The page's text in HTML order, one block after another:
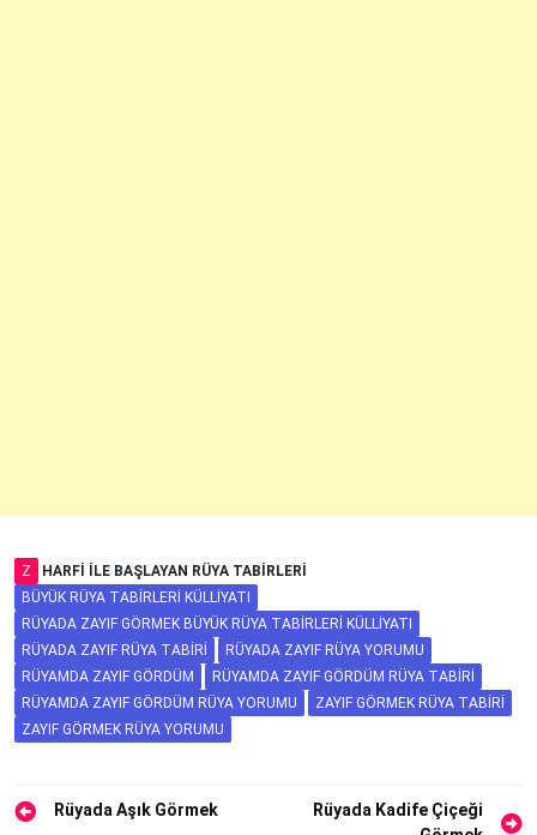
Z
HARFI ILE BAŞLAYAN RÜYA TABIRLERI
BÜYÜK RÜYA TABIRLERI KÜLLIYATI
RÜYADA ZAYIF GÖRMEK BÜYÜK RÜYA TABIRLERI KÜLLIYATI
RÜYADA ZAYIF RÜYA TABIRI
RÜYADA ZAYIF RÜYA YORUMU
RÜYAMDA ZAYIF GÖRDÜM
RÜYAMDA ZAYIF GÖRDÜM RÜYA TABIRI
RÜYAMDA ZAYIF GÖRDÜM RÜYA YORUMU
ZAYIF GÖRMEK RÜYA TABIRI
ZAYIF GÖRMEK RÜYA YORUMU
YazıRüyada Aşık Görmek
Rüyada Kadife Çiçeği